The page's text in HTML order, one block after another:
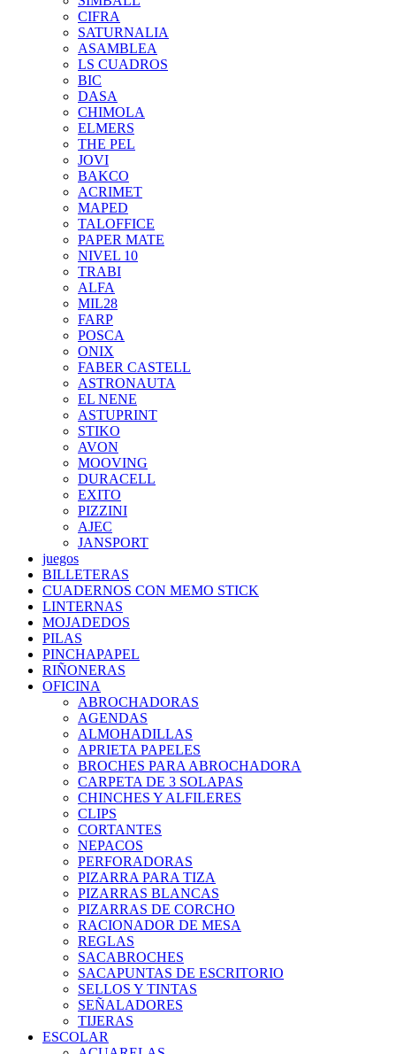
CIFRA
SATURNALIA
ASAMBLEA
LS CUADROS
BIC
DASA
CHIMOLA
ELMERS
THE PEL
JOVI
BAKCO
ACRIMET
MAPED
TALOFFICE
PAPER MATE
NIVEL 10
TRABI
ALFA
MIL28
FARP
POSCA
ONIX
FABER CASTELL
ASTRONAUTA
EL NENE
ASTUPRINT
STIKO
AVON
MOOVING
DURACELL
EXITO
PIZZINI
AJEC
JANSPORT
juegos
BILLETERAS
CUADERNOS CON MEMO STICK
LINTERNAS
MOJADEDOS
PILAS
PINCHAPAPEL
RIÑONERAS
OFICINA
ABROCHADORAS
AGENDAS
ALMOHADILLAS
APRIETA PAPELES
BROCHES PARA ABROCHADORA
CARPETA DE 3 SOLAPAS
CHINCHES Y ALFILERES
CLIPS
CORTANTES
NEPACOS
PERFORADORAS
PIZARRA PARA TIZA
PIZARRAS BLANCAS
PIZARRAS DE CORCHO
RACIONADOR DE MESA
REGLAS
SACABROCHES
SACAPUNTAS DE ESCRITORIO
SELLOS Y TINTAS
SEÑALADORES
TIJERAS
ESCOLAR